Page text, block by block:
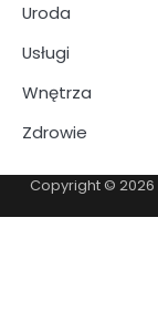
Uroda
Usługi
Wnętrza
Zdrowie
Copyright © 2026